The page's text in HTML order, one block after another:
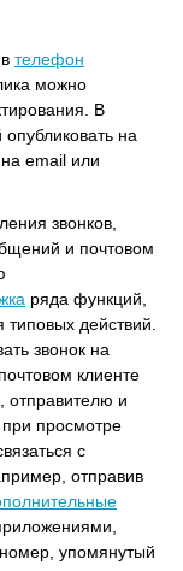
в телефон
можно
В
на
email или
звонков,
и почтовом
ряда функций,
действий.
звонок на
клиенте
отправителю и
просмотре
с
отправив
упомянутый